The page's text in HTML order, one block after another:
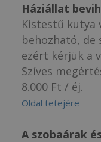
Háziállat
Kistestű kutya
behozható,
ezért kérjük a
Szíves
8.000 Ft / éj.
Oldal tetejére
A szobaárak